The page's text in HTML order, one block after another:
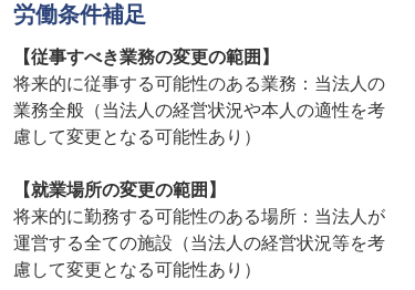
労働条件補足
【従事すべき業務の変更の範囲】
将来的に従事する可能性のある業務：当法人の
業務全般（当法人の経営状況や本人の適性を考
慮して変更となる可能性あり）
【就業場所の変更の範囲】
将来的に勤務する可能性のある場所：当法人が
運営する全ての施設（当法人の経営状況等を考
慮して変更となる可能性あり）